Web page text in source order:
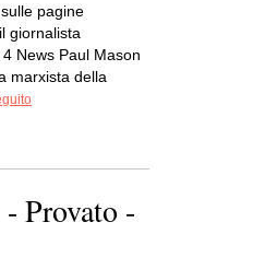
pagine
giornalista
News Paul Mason
marxista della
Provato -